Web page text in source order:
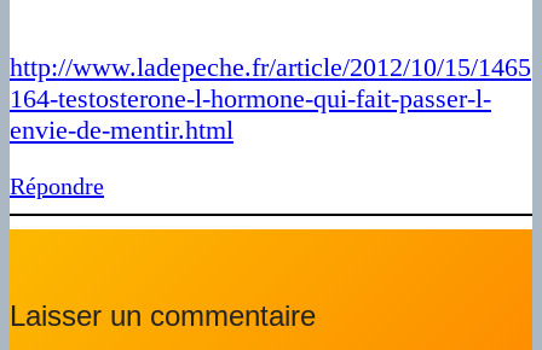
http://www.ladepeche.fr/article/2012/10/15/1465
164-testosterone-l-hormone-qui-fait-passer-l-
envie-de-mentir.html
Répondre
Laisser un commentaire